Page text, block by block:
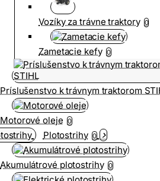
Vozíky za trávne traktory 0
Zametacie kefy 0
Príslušenstvo k trávnym traktorom
Motorové oleje 0
Plotostrihy 0
Akumulátrové plotostrihy 0